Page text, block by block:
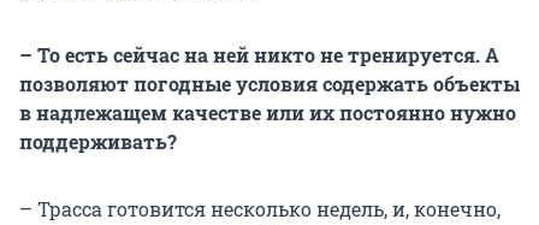
– То есть сейчас на ней никто не тренируется. А
позволяют погодные условия содержать объекты
в надлежащем качестве или их постоянно нужно
поддерживать?
– Трасса готовится несколько недель, и, конечно,